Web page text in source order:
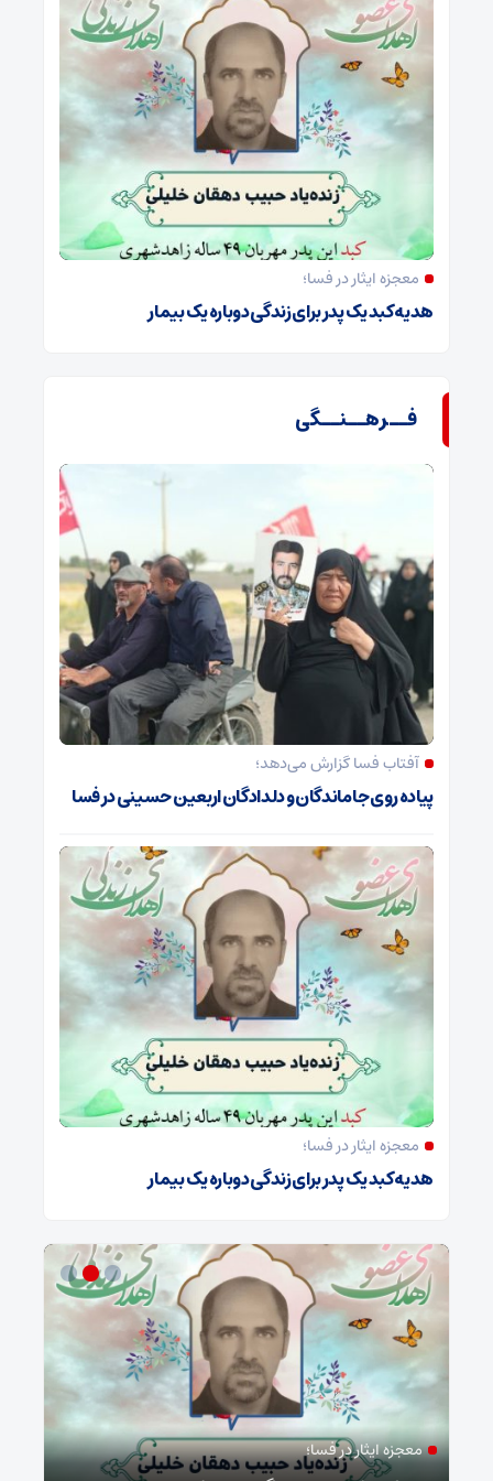
معجزه ایثار در فسا؛
هدیه کبد یک پدر برای زندگی دوباره یک بیمار
فــرهــنــگی
آفتاب فسا گزارش می‌دهد؛
پیاده روی جاماندگان و دلدادگان اربعین حسینی در فسا
معجزه ایثار در فسا؛
هدیه کبد یک پدر برای زندگی دوباره یک بیمار
معجزه ایثار در فسا؛